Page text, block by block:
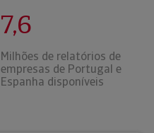
7,6
Milhões de relatórios de
empresas de Portugal e
Espanha disponíveis